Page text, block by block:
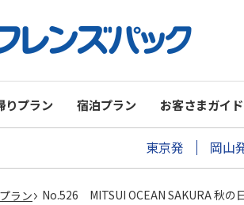
りプラン 宿泊プラン お客さまガイド
東京発 岡山
プラン No.526 MITSUI OCEAN SAKURA 秋の